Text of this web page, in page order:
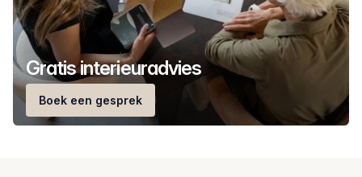
Gratis interieuradvies
Boek een gesprek